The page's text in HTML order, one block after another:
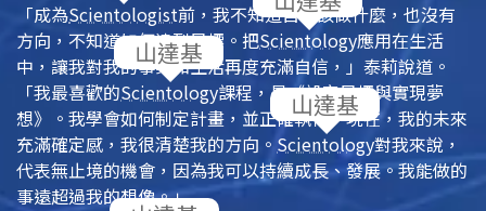
「成為Scientologist前，我不知道自己該做什麼，也沒有
方向，不知道如何達到目標。把Scientology應用在生活
中，讓我對我的事業和生活再度充滿自信，」泰莉說道。
「我最喜歡的Scientology課程，是《設定目標與實現夢
想》。我學會如何制定計畫，並正確執行。現在，我的未來
充滿確定感，我很清楚我的方向。Scientology對我來說，
代表無止境的機會，因為我可以持續成長、發展。我能做的
事遠超過我的想像。」